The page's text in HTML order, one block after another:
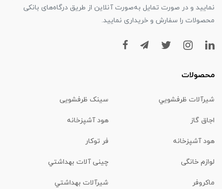
نمایید و در صورت تمایل به‌صورت آنلاین از طریق درگاه‌های بانکی
محصولات را سفارش و خریداری نمایید.
محصولات
شیرآلات ظرفشويي سینک ظرفشویی
اجاق گاز هود آشپزخانه
هود آشپزخانه فر توکار
لوازم خانگی چینی آلات بهداشتي
ماكروفر شیرآلات بهداشتي